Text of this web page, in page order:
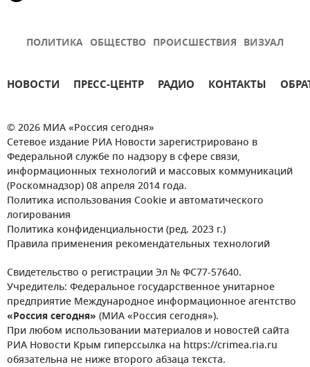
ПОЛИТИКА ОБЩЕСТВО ПРОИСШЕСТВИЯ ВИЗУАЛ
НОВОСТИ ПРЕСС-ЦЕНТР РАДИО КОНТАКТЫ
© 2026 МИА «Россия сегодня»
Сетевое издание РИА Новости зарегистрировано в
Федеральной службе по надзору в сфере связи,
информационных технологий и массовых коммуникаций
(Роскомнадзор) 08 апреля 2014 года.
Политика использования Cookie и автоматического
логирования
Политика конфиденциальности (ред. 2023 г.)
Правила применения рекомендательных технологий
Свидетельство о регистрации Эл № ФС77-57640.
Учредитель: Федеральное государственное унитарное
предприятие Международное информационное агентство
«Россия сегодня» (МИА «Россия сегодня»).
При любом использовании материалов и новостей сайта
РИА Новости Крым гиперссылка на https://crimea.ria.ru
обязательна не ниже второго абзаца текста.